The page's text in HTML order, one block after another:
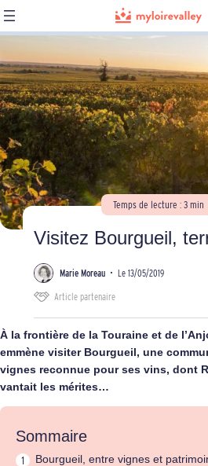
Temps de lecture : 3 min
Visitez Bourgueil,
Marie Moreau • Le 13/05/2019
Article partenaire
À la frontière de la Touraine et de
emmène visiter Bourgueil, une
vignes reconnue pour ses vins, dont
vantait les mérites…
Sommaire
Bourgueil, entre vignes et